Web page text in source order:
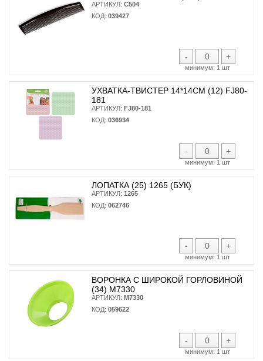
АРТИКУЛ: С504
КОД: 039427
- +
минимум: 1 шт
УХВАТКА-ТВИСТЕР 14*14СМ (12) FJ80-
181
АРТИКУЛ: FJ80-181
КОД: 036934
- +
минимум: 1 шт
ЛОПАТКА (25) 1265 (БУК)
АРТИКУЛ: 1265
КОД: 062746
- +
минимум: 1 шт
ВОРОНКА С ШИРОКОЙ ГОРЛОВИНОЙ
(34) М7330
АРТИКУЛ: М7330
КОД: 059622
- +
минимум: 1 шт